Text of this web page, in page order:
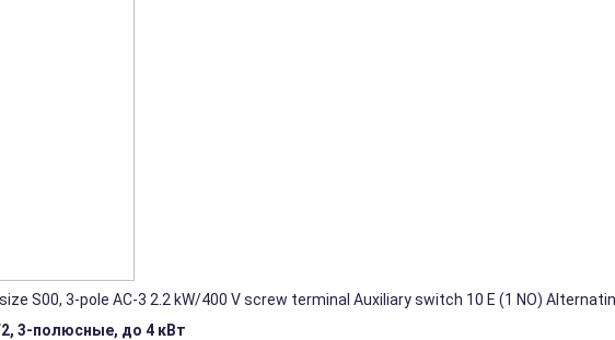
S00, 3-pole AC-3 2.2 kW/400 V screw terminal Auxiliary switch 10 E (1 NO)
3-полюсные, до 4 кВт